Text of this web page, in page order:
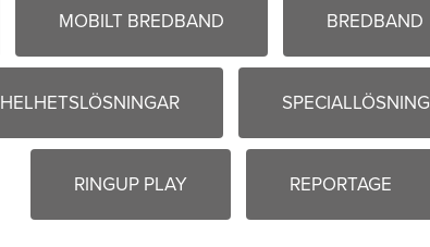
MOBILT BREDBAND BREDBAND
HELHETSLÖSNINGAR SPECIALLÖSNING
RINGUP PLAY REPORTAGE